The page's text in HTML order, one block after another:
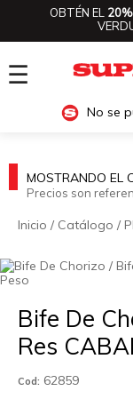
OBTÉN EL
☰
No se
MOSTRANDO EL
Precios son
Inicio / Catálogo /
Bife De
Res
Cod: 62859